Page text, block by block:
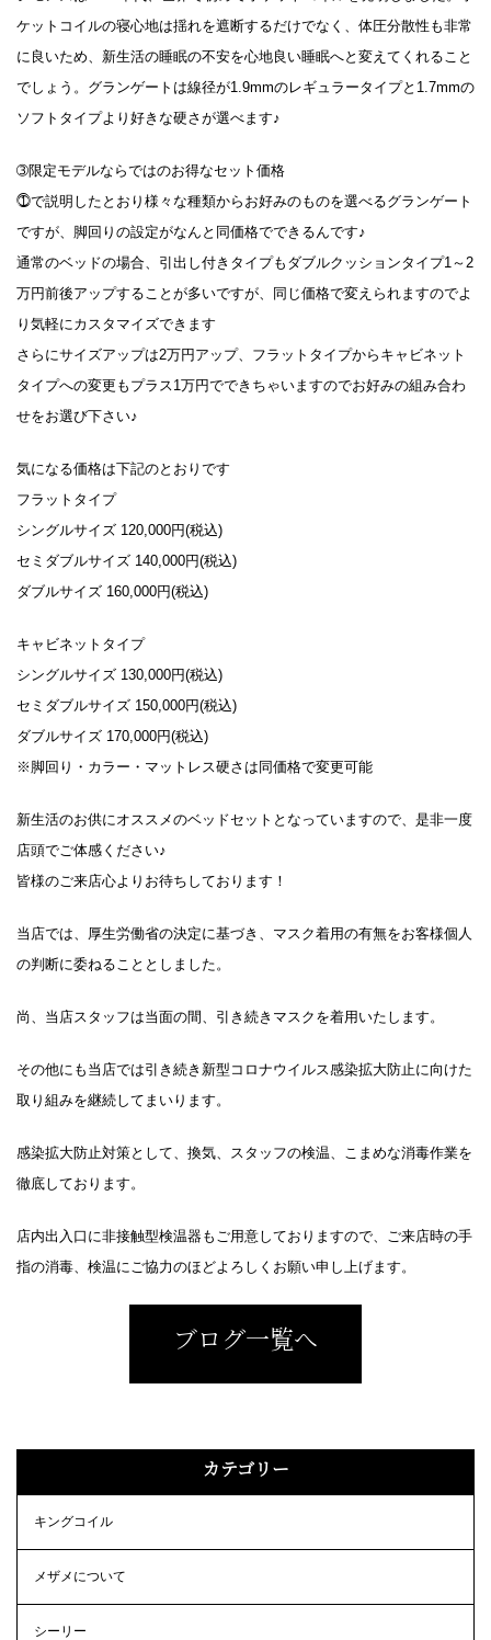
ケットコイルの寝心地は揺れを遮断するだけでなく、体圧分散性も非常
に良いため、新生活の睡眠の不安を心地良い睡眠へと変えてくれること
でしょう。グランゲートは線径が1.9mmのレギュラータイプと1.7mmの
ソフトタイプより好きな硬さが選べます♪
➂限定モデルならではのお得なセット価格
⓵で説明したとおり様々な種類からお好みのものを選べるグランゲート
ですが、脚回りの設定がなんと同価格でできるんです♪
通常のベッドの場合、引出し付きタイプもダブルクッションタイプ1～2
万円前後アップすることが多いですが、同じ価格で変えられますのでよ
り気軽にカスタマイズできます
さらにサイズアップは2万円アップ、フラットタイプからキャビネット
タイプへの変更もプラス1万円でできちゃいますのでお好みの組み合わ
せをお選び下さい♪
気になる価格は下記のとおりです
フラットタイプ
シングルサイズ 120,000円(税込)
セミダブルサイズ 140,000円(税込)
ダブルサイズ 160,000円(税込)
キャビネットタイプ
シングルサイズ 130,000円(税込)
セミダブルサイズ 150,000円(税込)
ダブルサイズ 170,000円(税込)
※脚回り・カラー・マットレス硬さは同価格で変更可能
新生活のお供にオススメのベッドセットとなっていますので、是非一度
店頭でご体感ください♪
皆様のご来店心よりお待ちしております！
当店では、厚生労働省の決定に基づき、マスク着用の有無をお客様個人
の判断に委ねることとしました。
尚、当店スタッフは当面の間、引き続きマスクを着用いたします。
その他にも当店では引き続き新型コロナウイルス感染拡大防止に向けた
取り組みを継続してまいります。
感染拡大防止対策として、換気、スタッフの検温、こまめな消毒作業を
徹底しております。
店内出入口に非接触型検温器もご用意しておりますので、ご来店時の手
指の消毒、検温にご協力のほどよろしくお願い申し上げます。
ブログ一覧へ
カテゴリー
キングコイル
メザメについて
シーリー